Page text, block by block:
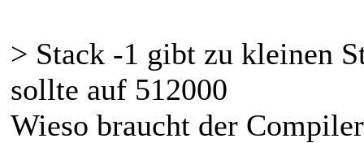
> Stack -1 gibt zu kleinen
sollte auf 512000
Wieso braucht der